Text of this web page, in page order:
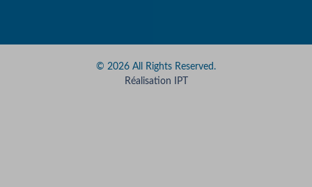
© 2026 All Rights Reserved.
Réalisation IPT